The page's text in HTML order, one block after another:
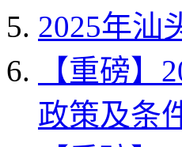
2025年汕
【重磅
政策及条